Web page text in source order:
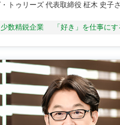
トゥリーズ 代表取締役 柾木 史子
少数精鋭企業 「好き」を仕事にす